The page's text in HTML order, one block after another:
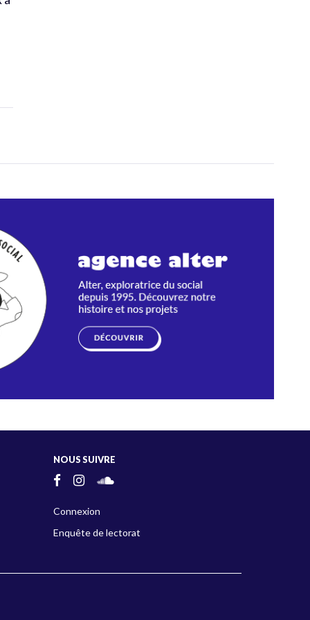
NOUS SUIVRE
Connexion
Enquête de lectorat